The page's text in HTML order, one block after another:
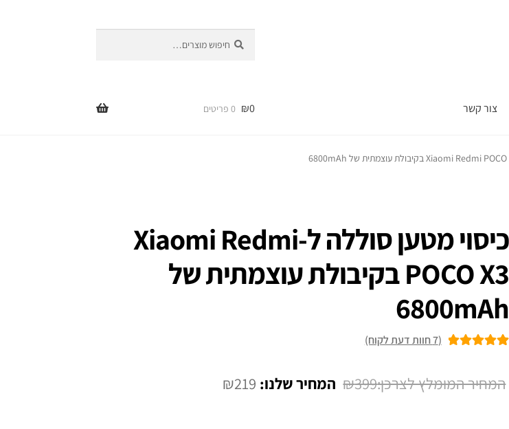
עבור:
צור קשר ₪0 0 פריטים
כיסוי מטען סוללה ל-Xiaomi Redmi
POCO X3 בקיבולת עוצמתית של
6800mAh
עלדירוגים של
(
7חוות דעת לקוח)
₪399
המחיר
₪219 המחיר